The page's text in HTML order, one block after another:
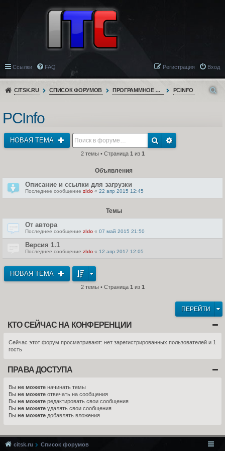
Ссылки FAQ Вход
Регистрация
CITSK.RU СПИСОК ФОРУМОВ ПРОГРАММНОЕ ОБЕСПЕЧЕНИЕ PCINFO
PCInfo
НОВАЯ ТЕМА
2 темы • Страница 1 из 1
Объявления
Описание и ссылки для загрузки
Последнее сообщение zldo « 22 апр 2015 12:45
Темы
От автора
Последнее сообщение zldo « 07 май 2015 21:50
Версия 1.1
Последнее сообщение zldo « 12 апр 2017 12:05
НОВАЯ ТЕМА
2 темы • Страница 1 из 1
ПЕРЕЙТИ
КТО СЕЙЧАС НА КОНФЕРЕНЦИИ
Сейчас этот форум просматривают: нет зарегистрированных пользователей и 1
гость
ПРАВА ДОСТУПА
Вы не можете начинать темы
Вы не можете отвечать на сообщения
Вы не можете редактировать свои сообщения
Вы не можете удалять свои сообщения
Вы не можете добавлять вложения
citsk.ru Список форумов